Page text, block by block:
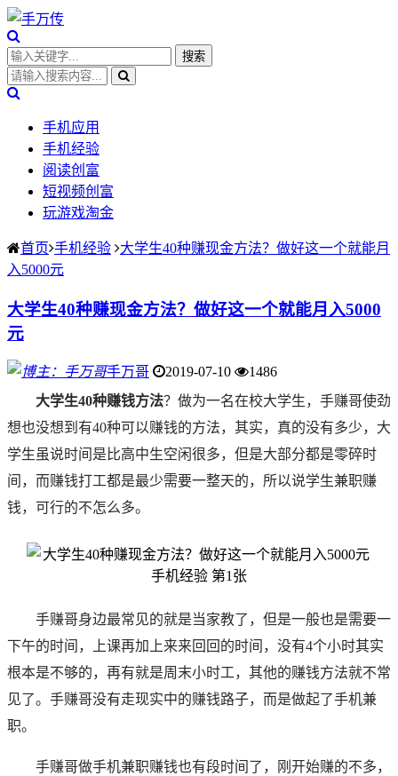
手机应用
手机经验
阅读创富
短视频创富
玩游戏淘金
首页 手机经验
大学生40种赚现金方法？做好这一个就能月
入5000元
大学生40种赚现金方法？做好这一个就能月入5000
元
手万哥 2019-07-10
1486
大学生40种赚钱方法？做为一名在校大学生，手赚哥使劲
想也没想到有40种可以赚钱的方法，其实，真的没有多少，大
学生虽说时间是比高中生空闲很多，但是大部分都是零碎时
间，而赚钱打工都是最少需要一整天的，所以说学生兼职赚
钱，可行的不怎么多。
手赚哥身边最常见的就是当家教了，但是一般也是需要一
下午的时间，上课再加上来来回回的时间，没有4个小时其实
根本是不够的，再有就是周末小时工，其他的赚钱方法就不常
见了。 手赚哥没有走现实中的赚钱路子，而是做起了手机兼
职。
手赚哥做手机兼职赚钱也有段时间了，刚开始赚的不多，